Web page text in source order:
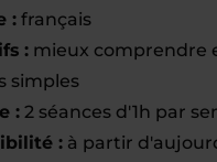
: français
: mieux comprendre
simples
: 2 séances d'1h par
: à partir